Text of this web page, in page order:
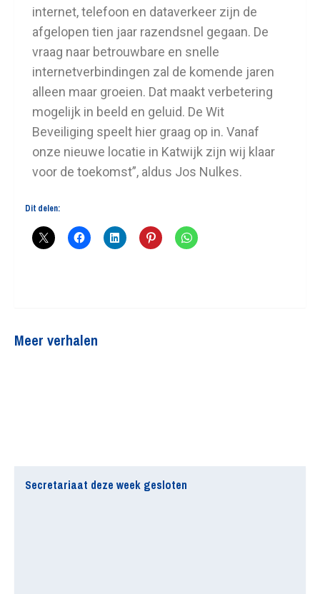
internet, telefoon en dataverkeer zijn de
afgelopen tien jaar razendsnel gegaan. De
vraag naar betrouwbare en snelle
internetverbindingen zal de komende jaren
alleen maar groeien. Dat maakt verbetering
mogelijk in beeld en geluid. De Wit
Beveiliging speelt hier graag op in. Vanaf
onze nieuwe locatie in Katwijk zijn wij klaar
voor de toekomst”, aldus Jos Nulkes.
Dit delen:
Meer verhalen
Secretariaat deze week gesloten